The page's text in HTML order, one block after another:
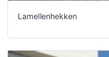
Lamellenhekken